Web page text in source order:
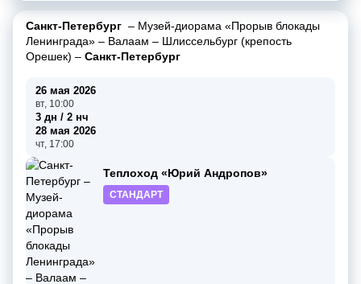
Санкт-Петербург – Музей-диорама «Прорыв блокады
Ленинграда» – Валаам – Шлиссельбург (крепость
Орешек) – Санкт-Петербург
26 мая 2026
вт, 10:00
3 дн / 2 нч
28 мая 2026
чт, 17:00
Теплоход «Юрий Андропов»
СТАНДАРТ